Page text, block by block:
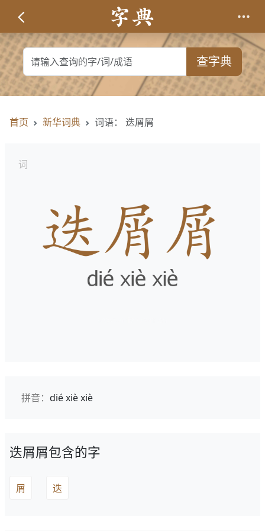
查字典
首页 新华词典 词语： 迭屑屑
词
拼音： dié xiè xiè
迭屑屑包含的字
屑 迭